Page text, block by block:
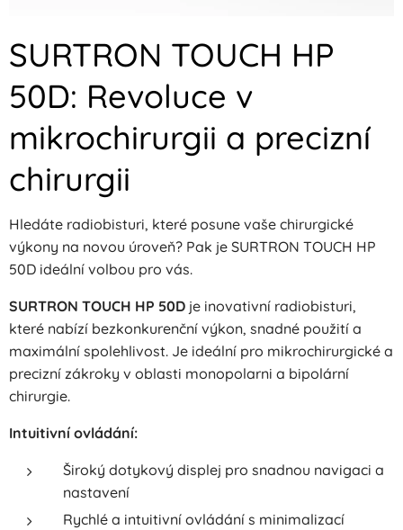
SURTRON TOUCH HP
50D: Revoluce v
mikrochirurgii a precizní
chirurgii
Hledáte radiobisturi, které posune vaše chirurgické
výkony na novou úroveň? Pak je SURTRON TOUCH HP
50D ideální volbou pro vás.
SURTRON TOUCH HP 50D je inovativní radiobisturi,
které nabízí bezkonkurenční výkon, snadné použití a
maximální spolehlivost. Je ideální pro mikrochirurgické a
precizní zákroky v oblasti monopolarni a bipolární
chirurgie.
Intuitivní ovládání:
Široký dotykový displej pro snadnou navigaci a
nastavení
Rychlé a intuitivní ovládání s minimalizací